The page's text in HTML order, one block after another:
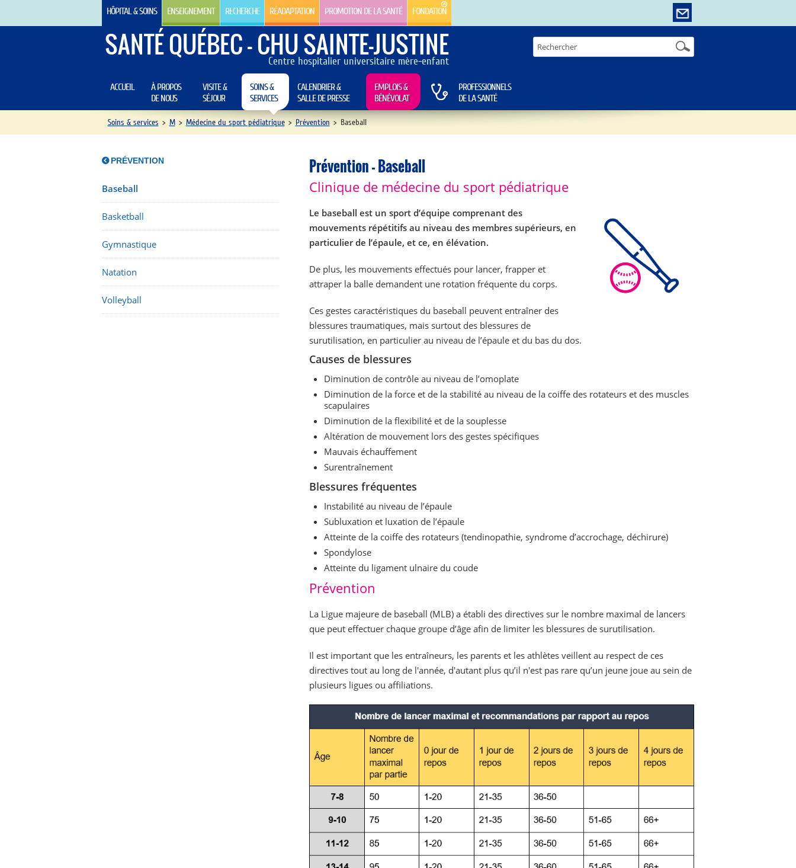
HÔPITAL & SOINS ENSEIGNEMENT RECHERCHE RÉADAPTATION PROMOTION DE LA SANTÉ FONDATION
SANTÉ QUÉBEC - CHU SAINTE-JUSTINE
Centre hospitalier universitaire mère-enfant
ACCUEIL
À PROPOS
DE NOUS
VISITE &
SÉJOUR
SOINS &
SERVICES
CALENDRIER &
SALLE DE PRESSE
EMPLOIS &
BÉNÉVOLAT
PROFESSIONNELS
DE LA SANTÉ
Soins & services > M > Médecine du sport pédiatrique > Prévention > Baseball
PRÉVENTION
Baseball
Basketball
Gymnastique
Natation
Volleyball
Prévention - Baseball
Clinique de médecine du sport pédiatrique
Le baseball est un sport d’équipe comprenant des
mouvements répétitifs au niveau des membres supérieurs, en
particulier de l’épaule, et ce, en élévation.
De plus, les mouvements effectués pour lancer, frapper et
attraper la balle demandent une rotation fréquente du corps.
Ces gestes caractéristiques du baseball peuvent entraîner des
blessures traumatiques, mais surtout des blessures de
surutilisation, en particulier au niveau de l’épaule et du bas du dos.
Causes de blessures
Diminution de contrôle au niveau de l’omoplate
Diminution de la force et de la stabilité au niveau de la coiffe des rotateurs et des muscles
scapulaires
Diminution de la flexibilité et de la souplesse
Altération de mouvement lors des gestes spécifiques
Mauvais échauffement
Surentraînement
Blessures fréquentes
Instabilité au niveau de l’épaule
Subluxation et luxation de l’épaule
Atteinte de la coiffe des rotateurs (tendinopathie, syndrome d’accrochage, déchirure)
Spondylose
Atteinte du ligament ulnaire du coude
Prévention
La Ligue majeure de baseball (MLB) a établi des directives sur le nombre maximal de lancers
que peut effectuer chaque groupe d’âge afin de limiter les blessures de surutilisation.
Il est important que les entraîneurs, les parents et les athlètes veillent au respect de ces
directives tout au long de l'année, d'autant plus qu’il n'est pas rare qu’un jeune joue au sein de
plusieurs ligues ou affiliations.